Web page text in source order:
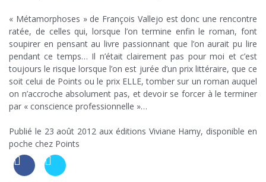
« Métamorphoses » de François Vallejo est donc une rencontre
ratée, de celles qui, lorsque l’on termine enfin le roman, font
soupirer en pensant au livre passionnant que l’on aurait pu lire
pendant ce temps… Il n’était clairement pas pour moi et c’est
toujours le risque lorsque l’on est jurée d’un prix littéraire, que ce
soit celui de Points ou le prix ELLE, tomber sur un roman auquel
on n’accroche absolument pas, et devoir se forcer à le terminer
par « conscience professionnelle »…
Publié le 23 août 2012 aux éditions Viviane Hamy, disponible en
poche chez Points